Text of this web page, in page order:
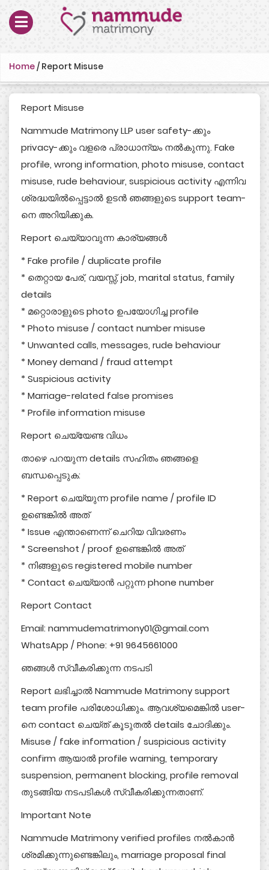
Home/Report Misuse
Report Misuse
Nammude Matrimony LLP user safety-ക്കും
privacy-ക്കും വളരെ പ്രാധാന്യം നൽകുന്നു. Fake
profile, wrong information, photo misuse, contact
misuse, rude behaviour, suspicious activity എന്നിവ
ശ്രദ്ധയിൽപ്പെട്ടാൽ ഉടൻ ഞങ്ങളുടെ support team-
നെ അറിയിക്കുക.
Report ചെയ്യാവുന്ന കാര്യങ്ങൾ
* Fake profile / duplicate profile
* തെറ്റായ പേര്, വയസ്സ്, job, marital status, family
details
* മറ്റൊരാളുടെ photo ഉപയോഗിച്ച profile
* Photo misuse / contact number misuse
* Unwanted calls, messages, rude behaviour
* Money demand / fraud attempt
* Suspicious activity
* Marriage-related false promises
* Profile information misuse
Report ചെയ്യേണ്ട വിധം
താഴെ പറയുന്ന details സഹിതം ഞങ്ങളെ
ബന്ധപ്പെടുക:
* Report ചെയ്യുന്ന profile name / profile ID
ഉണ്ടെങ്കിൽ അത്
* Issue എന്താണെന്ന് ചെറിയ വിവരണം
* Screenshot / proof ഉണ്ടെങ്കിൽ അത്
* നിങ്ങളുടെ registered mobile number
* Contact ചെയ്യാൻ പറ്റുന്ന phone number
Report Contact
Email: nammudematrimony01@gmail.com
WhatsApp / Phone: +91 9645661000
ഞങ്ങൾ സ്വീകരിക്കുന്ന നടപടി
Report ലഭിച്ചാൽ Nammude Matrimony support
team profile പരിശോധിക്കും. ആവശ്യമെങ്കിൽ user-
നെ contact ചെയ്ത് കൂടുതൽ details ചോദിക്കും.
Misuse / fake information / suspicious activity
confirm ആയാൽ profile warning, temporary
suspension, permanent blocking, profile removal
തുടങ്ങിയ നടപടികൾ സ്വീകരിക്കുന്നതാണ്.
Important Note
Nammude Matrimony verified profiles നൽകാൻ
ശ്രമിക്കുന്നുണ്ടെങ്കിലും, marriage proposal final